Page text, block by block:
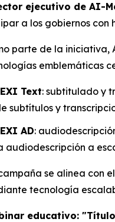
ejecutivo de AI-
a los gobiernos con
parte de la iniciativa,
emblemáticas
Text: subtitulado y
subtítulos y
AD:
audiodescripción a
se alinea con el
tecnología
educativo: